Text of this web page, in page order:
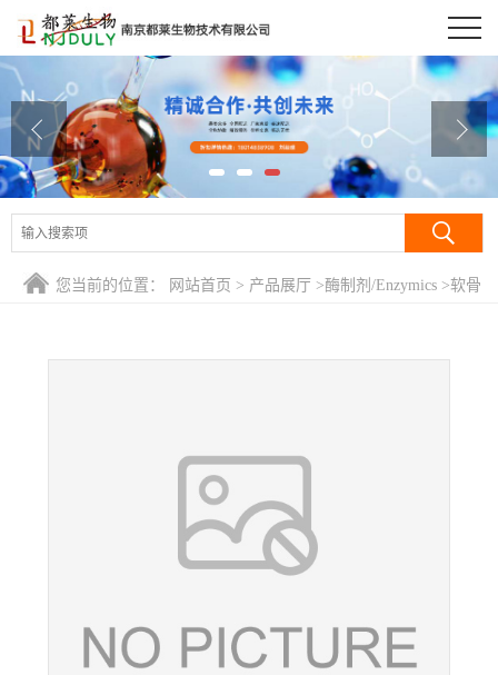
公司首页
公司介绍
公司动态
产品展厅
证书荣誉
您当前的位置： 网站首页 > 产品展厅 >酶制剂/Enzymics >软骨